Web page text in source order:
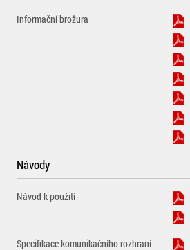
Informační brožura
Návody
Návod k použití
Specifikace komunikačního rozhraní